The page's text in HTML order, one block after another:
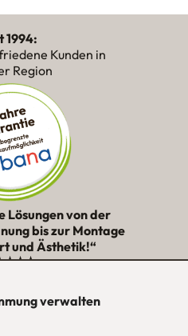
verwalten
1994:
Kunden in
Region
Lösungen von der
bis zur Montage
und Ästhetik!“